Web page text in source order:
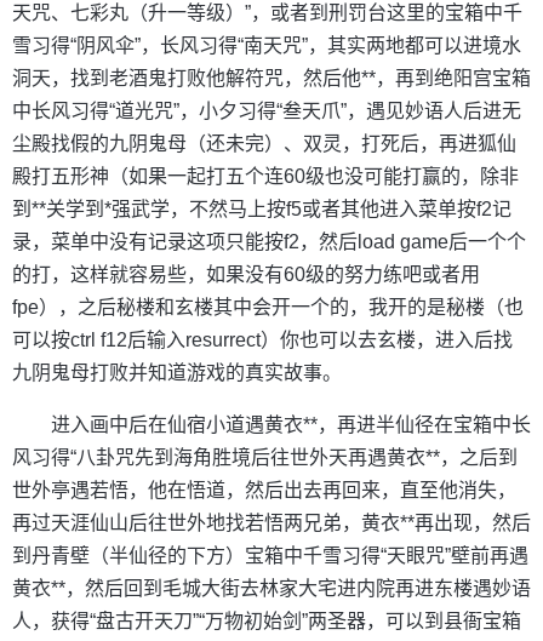
天咒、七彩丸（升一等级）”，或者到刑罚台这里的宝箱中千
雪习得“阴风伞”，长风习得“南天咒”，其实两地都可以进境水
洞天，找到老酒鬼打败他解符咒，然后他**，再到绝阳宫宝箱
中长风习得“道光咒”，小夕习得“叁天爪”，遇见妙语人后进无
尘殿找假的九阴鬼母（还未完）、双灵，打死后，再进狐仙
殿打五形神（如果一起打五个连60级也没可能打赢的，除非
到**关学到*强武学，不然马上按f5或者其他进入菜单按f2记
录，菜单中没有记录这项只能按f2，然后load game后一个个
的打，这样就容易些，如果没有60级的努力练吧或者用
fpe），之后秘楼和玄楼其中会开一个的，我开的是秘楼（也
可以按ctrl f12后输入resurrect）你也可以去玄楼，进入后找
九阴鬼母打败并知道游戏的真实故事。
进入画中后在仙宿小道遇黄衣**，再进半仙径在宝箱中长
风习得“八卦咒先到海角胜境后往世外天再遇黄衣**，之后到
世外亭遇若悟，他在悟道，然后出去再回来，直至他消失，
再过天涯仙山后往世外地找若悟两兄弟，黄衣**再出现，然后
到丹青壁（半仙径的下方）宝箱中千雪习得“天眼咒”壁前再遇
黄衣**，然后回到毛城大街去林家大宅进内院再进东楼遇妙语
人，获得“盘古开天刀”“万物初始剑”两圣器，可以到县衙宝箱